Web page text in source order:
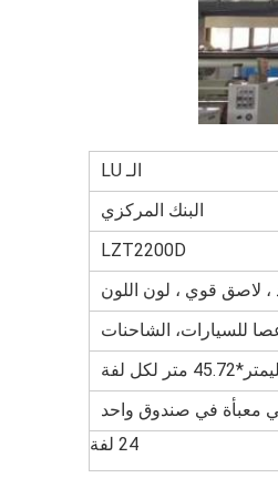
الـ LU
البنك المركزي
LZT2200D
، لاصق قوي ، لون اللون
للسيارات، الشاحنات
24 لفة